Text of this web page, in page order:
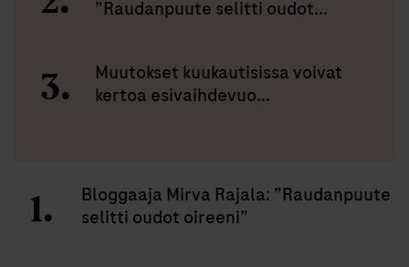
”Raudanpuute selitti oudot...
Muutokset kuukautisissa voivat
kertoa esivaihdevuo...
Bloggaaja Mirva Rajala: ”Raudanpuute
selitti oudot oireeni”